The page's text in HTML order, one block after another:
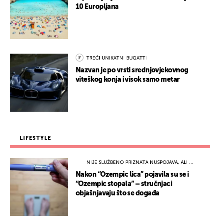
10 Europljana
TREĆI UNIKATNI BUGATTI
Nazvan je po vrsti srednjovjekovnog
viteškog konja i visok samo metar
LIFESTYLE
NIJE SLUŽBENO PRIZNATA NUSPOJAVA, ALI ...
Nakon “Ozempic lica” pojavila su se i
“Ozempic stopala” – stručnjaci
objašnjavaju što se događa